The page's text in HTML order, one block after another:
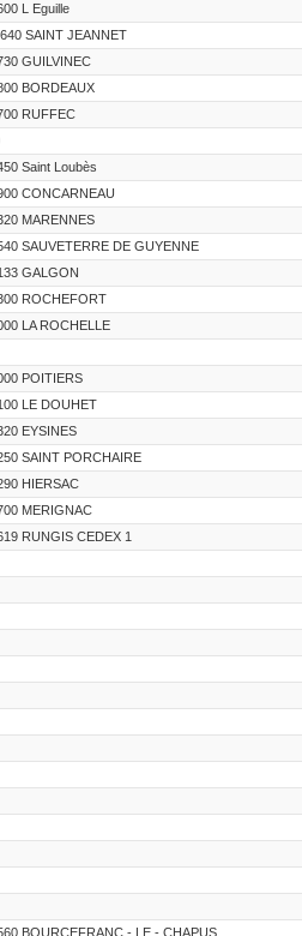
L Eguille
SAINT JEANNET
GUILVINEC
BORDEAUX
RUFFEC
Saint Loubès
CONCARNEAU
MARENNES
SAUVETERRE DE GUYENNE
GALGON
ROCHEFORT
LA ROCHELLE
POITIERS
LE DOUHET
EYSINES
SAINT PORCHAIRE
HIERSAC
MERIGNAC
RUNGIS CEDEX 1
BOURCEFRANC - LE - CHAPUS